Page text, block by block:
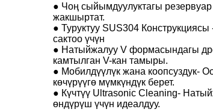
● Чоң сыйымдуулуктагы
жакшыртат.
● Туруктуу SUS304 Конструкциясы
сактоо үчүн
● Натыйжалуу V формасындагы
камтылган V-кан тамыры.
● Мобилдүүлүк жана коопсуздук-
көчүрүүгө мүмкүндүк берет.
● Күчтүү Ultrasonic Cleaning-
өндүрүш үчүн идеалдуу.